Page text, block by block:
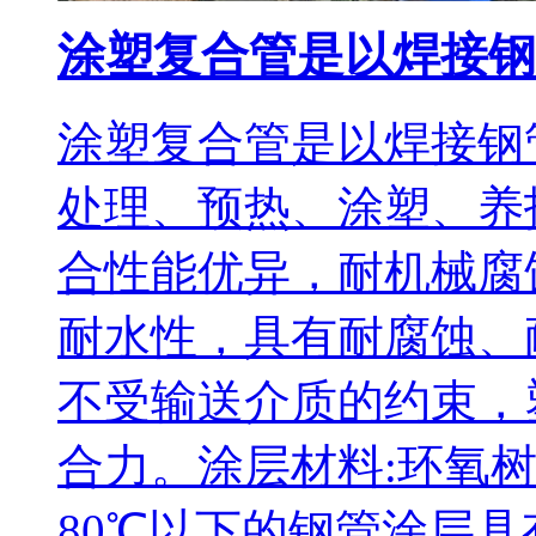
涂塑复合管是以焊接
涂塑复合管是以焊接
处理、预热、涂塑、
合性能优异，耐机械
耐水性，具有耐腐蚀
不受输送介质的约束
合力。涂层材料:环氧